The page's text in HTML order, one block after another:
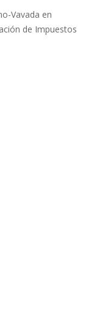
Vavada en
de Impuestos